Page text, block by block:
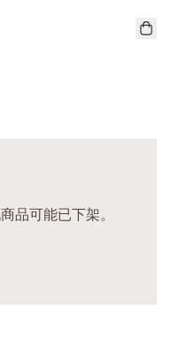
品可能已下架。